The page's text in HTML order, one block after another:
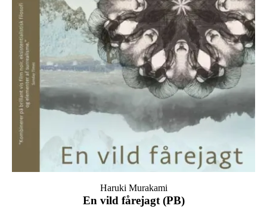
En vild fårejagt (PB)
Haruki Murakami